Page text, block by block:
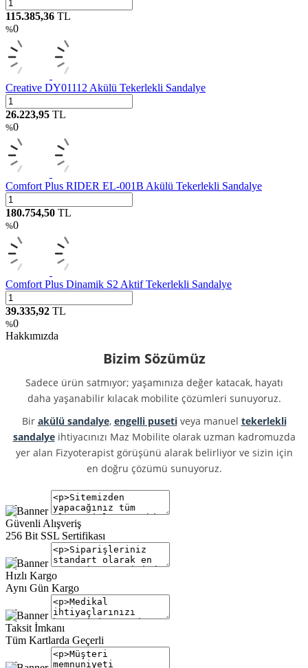
115.385,36 TL
%0
Creative DY01112 Akülü Tekerlekli Sandalye
26.223,95 TL
%0
Comfort Plus RIDER EL-001B Akülü Tekerlekli Sandalye
180.754,50 TL
%0
Comfort Plus Dinamik S2 Aktif Tekerlekli Sandalye
39.335,92 TL
%0
Hakkımızda
Bizim Sözümüz
Sadece ürün satmıyor; yaşamınıza değer katacak, hayatı
daha yaşanabilir kılacak mobilite çözümleri sunuyoruz.
Bir akülü sandalye, engelli pusetiveya manuel tekerlekli
sandalyeihtiyacınızı Maz Mobilite olarak uzman kadromuzda
yer alan Fizyoterapist görüşünü alarak belirliyor ve sizin için
en doğru çözümü sunuyoruz.
Güvenli Alışveriş
256 Bit SSL Sertifikası
Hızlı Kargo
Aynı Gün Kargo
Taksit İmkanı
Tüm Kartlarda Geçerli